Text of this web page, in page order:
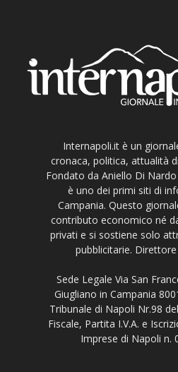
Internapoli.it è un
cronaca, politica, attualità
Fondato da Aniello Di
è uno dei primi siti di
Campania. Questo
contributo economico né
privati e si sostiene solo
pubblicitarie.
Sede Legale Via San
Giugliano in Campania
Tribunale di Napoli Nr.98
Fiscale, Partita I.V.A. e
Imprese di Napoli n.